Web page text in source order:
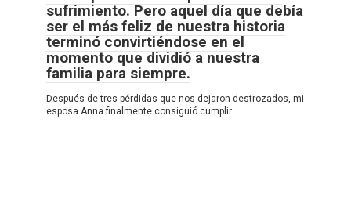
sufrimiento. Pero aquel día que debía
ser el más feliz de nuestra historia
terminó convirtiéndose en el
momento que dividió a nuestra
familia para siempre.
Después de tres pérdidas que nos dejaron destrozados, mi
esposa Anna finalmente consiguió cumplir